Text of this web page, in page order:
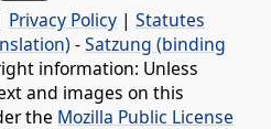
Privacy Policy | Statutes
-Satzung (binding
information: Unless
and images on this
the Mozilla Public License